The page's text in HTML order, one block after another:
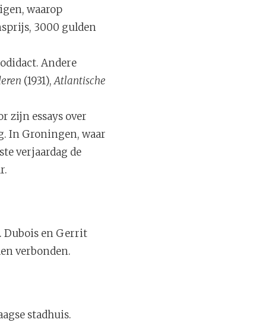
waarop
3000 gulden
Andere
(1931),Atlantische
zijn essays over
In Groningen, waar
verjaardag de
Dubois en Gerrit
verbonden.
stadhuis.